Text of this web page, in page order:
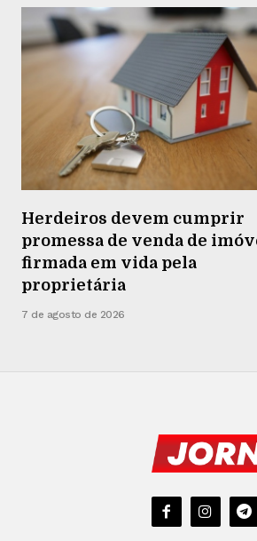
Herdeiros devem cumprir
promessa de venda de
firmada em vida pela
proprietária
7 de agosto de 2026